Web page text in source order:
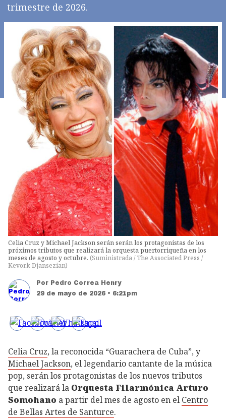
trimestre de 2026.
Celia Cruz y Michael Jackson serán serán los protagonistas de los
próximos tributos que realizará la orquesta puertorriqueña en los
meses de agosto y octubre. (Suministrada / The Associated Press /
Kevork Djansezian)
Por Pedro Correa Henry
29 de mayo de 2026 • 6:21pm
Celia Cruz, la reconocida “Guarachera de Cuba”, y
Michael Jackson, el legendario cantante de la música
pop, serán los protagonistas de los nuevos tributos
que realizarála Orquesta Filarmónica Arturo
Somohano a partir del mes de agosto en el Centro
de Bellas Artes de Santurce.